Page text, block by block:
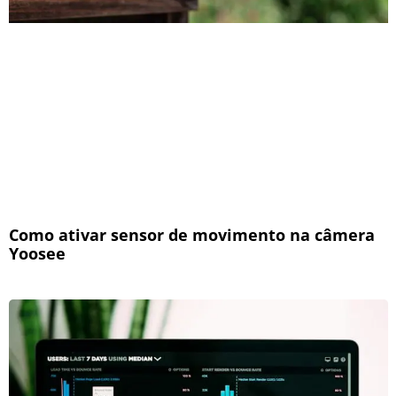
Como ativar sensor de movimento na câmera
Yoosee